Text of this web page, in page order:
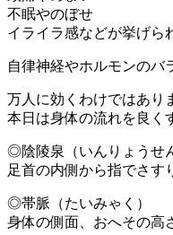
不眠やのぼせ
イライラ感などが挙げら
自律神経やホルモンのバ
万人に効くわけではあり
本日は身体の流れを良く
◎陰陵泉（いんりょうせ
足首の内側から指でさす
◎帯脈（たいみゃく）
身体の側面、おへその高